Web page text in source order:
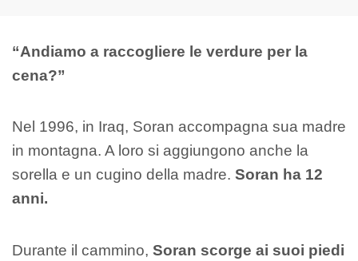
“Andiamo a raccogliere le verdure per la
cena?”
Nel 1996, in Iraq, Soran accompagna sua madre
in montagna. A loro si aggiungono anche la
sorella e un cugino della madre. Soran ha 12
anni.
Durante il cammino, Soran scorge ai suoi piedi